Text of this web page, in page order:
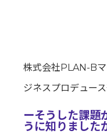
株式会社PLAN-B
ジネスプロデュー
ーそうした課題
うに知りました